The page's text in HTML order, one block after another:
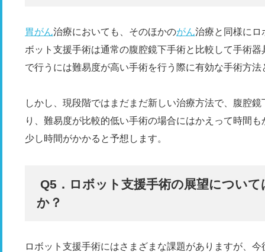
胃がん治療においても、そのほかのがん治療と同様にロ
ボット支援手術は通常の腹腔鏡下手術と比較して手術
で行うには難易度が高い手術を行う際に有効な手術方法
しかし、現段階ではまだまだ新しい治療方法で、腹腔
り、難易度が比較的低い手術の場合にはかえって時間
少し時間がかかると予想します。
Q5．ロボット支援手術の展望につい
か？
ロボット支援手術にはさまざまな課題がありますが、